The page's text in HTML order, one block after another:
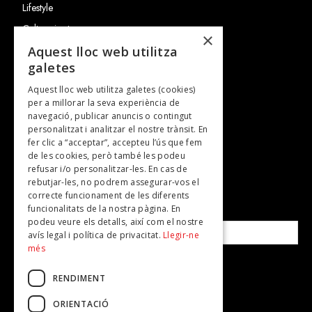
Lifestyle
Cultura i art
Entrevistes
Gastronomia
TV
Plans per fer
Revistes
SUBSCRIU-TE A LA NOSTRA NEWSLETTER!
Correu electrònic*
Accepto lapolítica de privacitat
×
Aquest lloc web utilitza
galetes
Aquest lloc web utilitza galetes (cookies)
per a millorar la seva experiència de
navegació, publicar anuncis o contingut
personalitzat i analitzar el nostre trànsit. En
fer clic a “acceptar”, accepteu l’ús que fem
de les cookies, però també les podeu
refusar i/o personalitzar-les. En cas de
rebutjar-les, no podrem assegurar-vos el
correcte funcionament de les diferents
funcionalitats de la nostra pàgina. En
podeu veure els detalls, així com el nostre
avís legal i política de privacitat. Llegir-ne
més
RENDIMENT
ORIENTACIÓ